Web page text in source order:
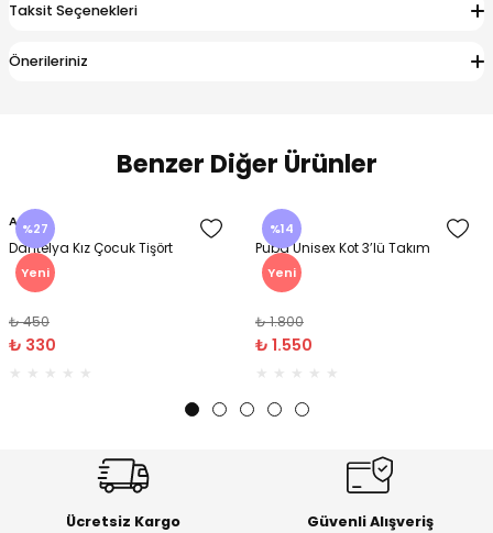
Taksit Seçenekleri
Önerileriniz
Benzer Diğer Ürünler
%27
Yeni
Amine
Dantelya Kız Çocuk Tişört
₺ 450
₺ 330
%14
Yeni
Puba Unisex Kot 3’lü Takım
₺ 1.800
₺ 1.550
Ücretsiz Kargo Güvenli Alışveriş